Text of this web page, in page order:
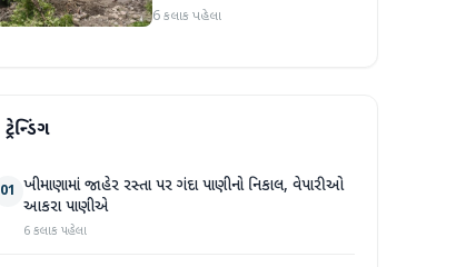
પ્રદેશમાં ભારે ચોમાસાનો સામનો
6 કલાક પહેલા
ટ્રેન્ડિંગ
01 ખીમાણામાં જાહેર રસ્તા પર ગંદા પાણીનો નિકાલ, વેપારીઓ
આકરા પાણીએ
6 કલાક પહેલા